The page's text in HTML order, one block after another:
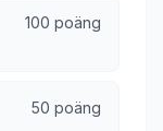
100 poäng
50 poäng